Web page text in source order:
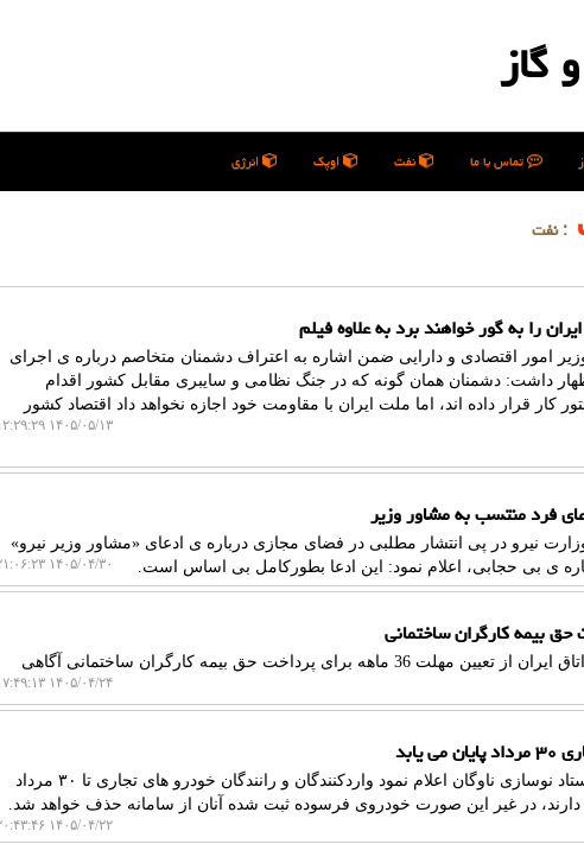
گاز
تماس با ما نفت اوپک انرژی
: نفت
را به گور خواهند برد به علاوه فیلم
امور اقتصادی و دارایی ضمن اشاره به اعتراف دشمنان متخاصم درباره ی اجرای
داشت: دشمنان همان گونه که در جنگ نظامی و سایبری مقابل کشور اقدام
کار قرار داده اند، اما ملت ایران با مقاومت خود اجازه نخواهد داد اقتصاد کشور
۱۴۰۵/۰۵/۱۳ ۱۲:۲۹:۲۹
فرد منتسب به مشاور وزیر
نیرو در پی انتشار مطلبی در فضای مجازی درباره ی ادعای «مشاور وزیر نیرو»
ی بی حجابی، اعلام نمود: این ادعا بطورکامل بی اساس است.
۱۴۰۵/۰۴/۳۰ ۲۱:۰۶:۲۳
خبرگزاری نفت و گاز: نایب رییس اتاق ایران از تعیین مهلت 36 ماهه برای پرداخت حق بیمه کارگران ساختمانی آگاهی
۱۴۰۵/۰۴/۲۴ ۱۷:۴۹:۱۳
به گزارش خبرگزاری نفت و گاز، ستاد نوسازی ناوگان اعلام نمود واردکنندگان و رانندگان خودرو های تجاری تا ۳۰ مرداد
در غیر این صورت خودروی فرسوده ثبت شده آنان از سامانه حذف خواهد شد.
۱۴۰۵/۰۴/۲۲ ۲۰:۴۳:۴۶